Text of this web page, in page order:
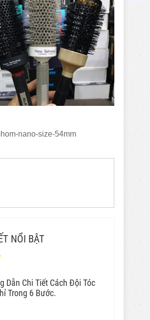
nano-size-54mm
NỔI BẬT
Dẫn Chi Tiết Cách Đội Tóc
Trong 6 Bước.